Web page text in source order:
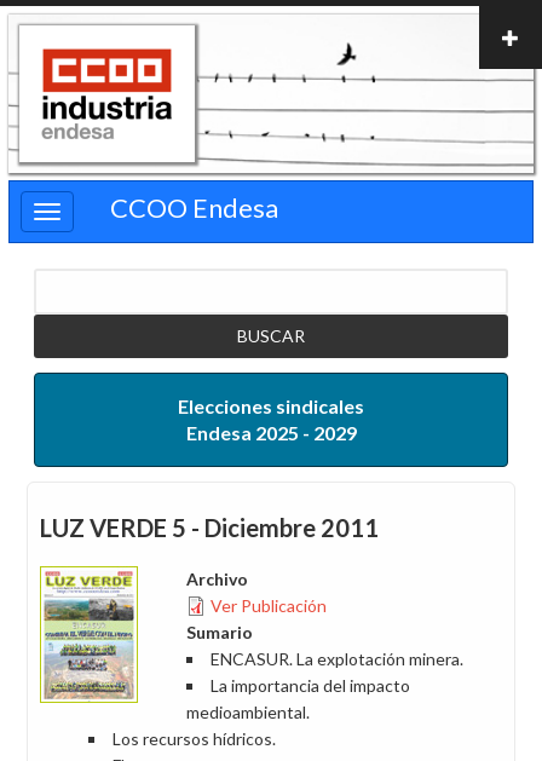
Pasar
contenido
principal
CCOO Endesa
Elecciones sindicales
Endesa 2025 - 2029
LUZ VERDE 5 - Diciembre 2011
Archivo
Ver Publicación
Sumario
ENCASUR. La explotación minera.
La importancia del impacto
medioambiental.
Los recursos hídricos.